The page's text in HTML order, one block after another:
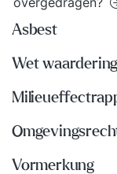
Asbest
Wet
Vormerkung